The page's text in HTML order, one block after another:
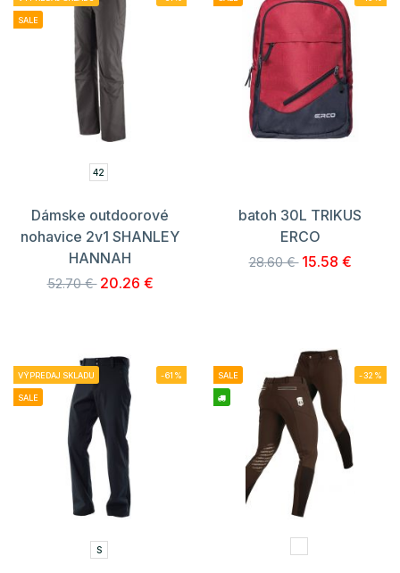
SALE
42
Dámske outdoorové
nohavice 2v1 SHANLEY
HANNAH
52.70 € 20.26 €
batoh 30L TRIKUS
ERCO
28.60 € 15.58 €
VÝPREDAJ SKLADU
SALE
-61%
S
SALE -32%